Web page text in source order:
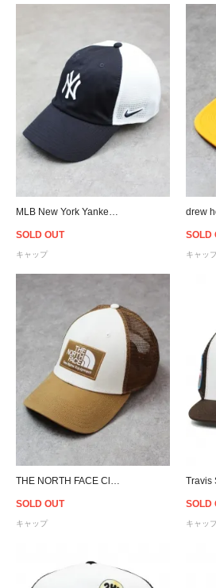
SOLD OUT
キャップ
SOLD
キャッ
SOLD OUT
キャップ
SOLD
キャッ